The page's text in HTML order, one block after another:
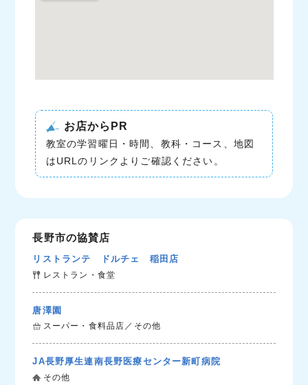
お店からPR
教室の学習曜日・時間、教科・コース、地図
はURLのリンクよりご確認ください。
長野市の協賛店
リストランテ ドルチェ 稲田店
レストラン・食堂
唐澤園
スーパー・食料品店／その他
JA長野厚生連南長野医療センター新町病院
その他